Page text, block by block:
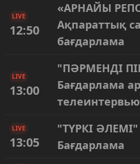
LIVE
12:50
«АРНАЙЫ
Ақпараттық
бағдарлама
LIVE
13:00
"ПӘРМЕНДІ
Бағдарлама
телеинтервью
LIVE
13:05
"ТҮРКІ ӘЛЕМІ"
Бағдарлама